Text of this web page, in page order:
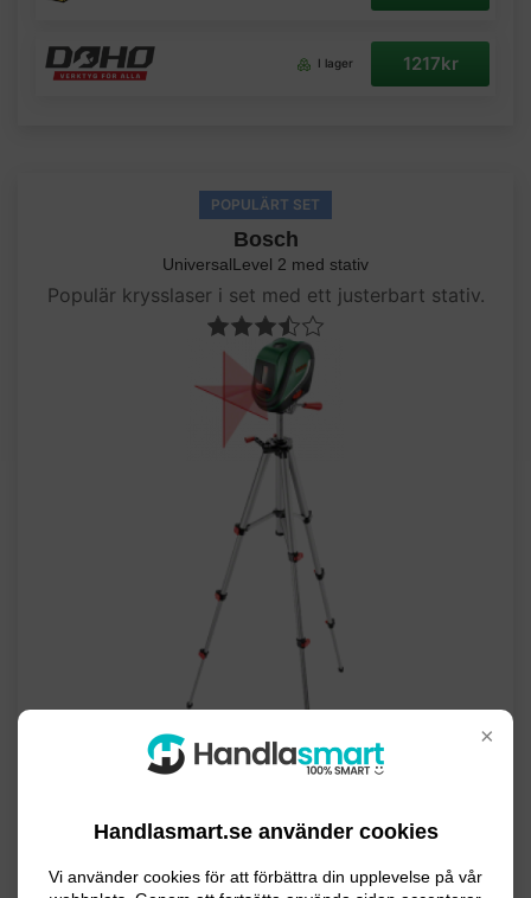
×
Handlasmart.se använder cookies
Vi använder cookies för att förbättra din upplevelse på vår
I lager 1217kr
POPULÄRT SET
Bosch
UniversalLevel 2 med stativ
Populär krysslaser i set med ett justerbart stativ.